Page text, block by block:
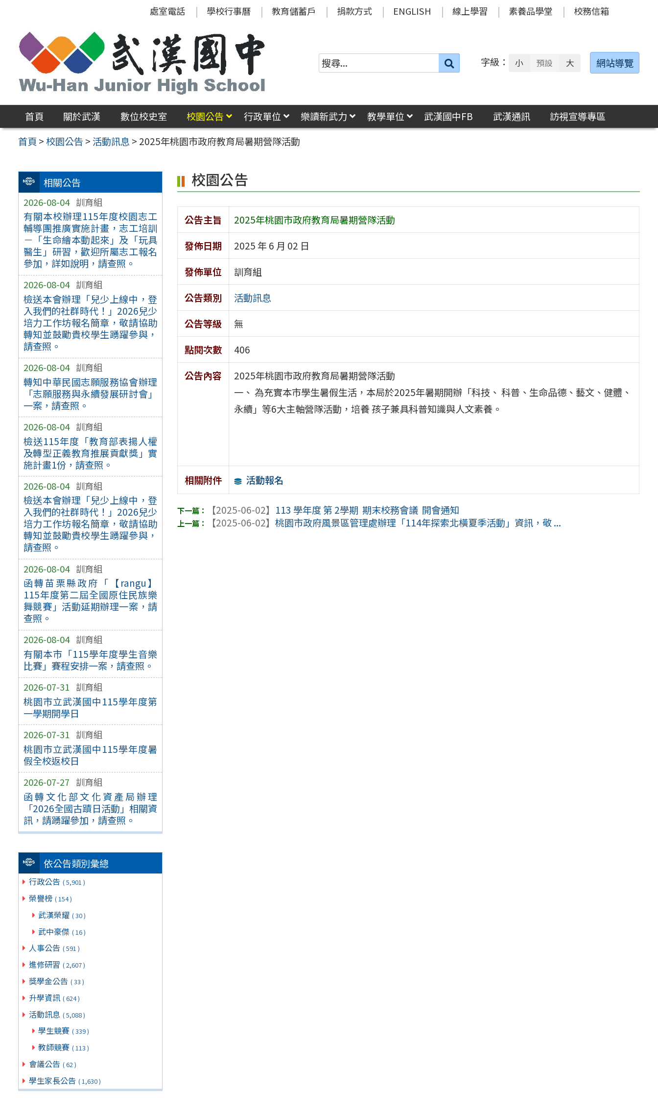
區
處室電話 學校行事曆 教育儲蓄戶 捐款方式 ENGLISH 線上學習 素養品學堂 校務信箱
搜
字級： 小 預設 大 網站導覽
首頁 關於武漢 數位校史室 校園公告 行政單位 樂讀新武力 教學單位 武漢國中FB 武漢通訊
訪視宣導專區
首頁 >校園公告 > 活動訊息 > 2025年桃園市政府教育局暑期營隊活動
相關公告
2026-08-04 訓育組
有關本校辦理115年度校園志工
輔導團推廣實施計畫，志工培訓
－「生命繪本動起來」及「玩具
醫生」研習，歡迎所屬志工報名
參加，詳如說明，請查照。
2026-08-04 訓育組
檢送本會辦理「兒少上線中，登
入我們的社群時代！」2026兒少
培力工作坊報名簡章，敬請協助
轉知並鼓勵貴校學生踴躍參與，
請查照。
2026-08-04 訓育組
轉知中華民國志願服務協會辦理
「志願服務與永續發展研討會」
一案，請查照。
2026-08-04 訓育組
檢送115年度「教育部表揚人權
及轉型正義教育推展貢獻獎」實
施計畫1份，請查照。
2026-08-04 訓育組
檢送本會辦理「兒少上線中，登
入我們的社群時代！」2026兒少
培力工作坊報名簡章，敬請協助
轉知並鼓勵貴校學生踴躍參與，
請查照。
2026-08-04 訓育組
函轉苗栗縣政府「【rangu】
115年度第二屆全國原住民族樂
舞競賽」活動延期辦理一案，請
查照。
2026-08-04 訓育組
有關本市「115學年度學生音樂
比賽」賽程安排一案，請查照。
2026-07-31 訓育組
桃園市立武漢國中115學年度第
一學期開學日
2026-07-31 訓育組
桃園市立武漢國中115學年度暑
假全校返校日
2026-07-27 訓育組
函轉文化部文化資產局辦理
「2026全國古蹟日活動」相關資
訊，請踴躍參加，請查照。
依公告類別彙總
行政公告 ( 5,901 )
榮譽榜 ( 154 )
武漢榮耀 ( 30 )
武中豪傑 ( 16 )
人事公告 ( 591 )
進修研習 ( 2,607 )
獎學金公告 ( 33 )
升學資訊 ( 624 )
活動訊息 ( 5,088 )
學生競賽 ( 339 )
教師競賽 ( 113 )
會議公告 ( 62 )
學生家長公告 ( 1,630 )
校園公告
公告主旨
2025年桃園市政府教育局暑期營隊活動
發佈日期
2025 年 6 月 02 日
發佈單位
訓育組
公告類別
活動訊息
公告等級
無
點閱次數
406
公告內容
2025年桃園市政府教育局暑期營隊活動
一、 為充實本市學生暑假生活，本局於2025年暑期開辦「科技、 科普、生命品德、藝文、健體、
永續」等6大主軸營隊活動，培養 孩子兼具科普知識與人文素養。
相關附件 活動報名
【2025-06-02】 113 學年度 第 2學期 期末校務會議 開會通知
【2025-06-02】桃園市政府風景區管理處辦理「114年探索北橫夏季活動」資訊，敬 ...